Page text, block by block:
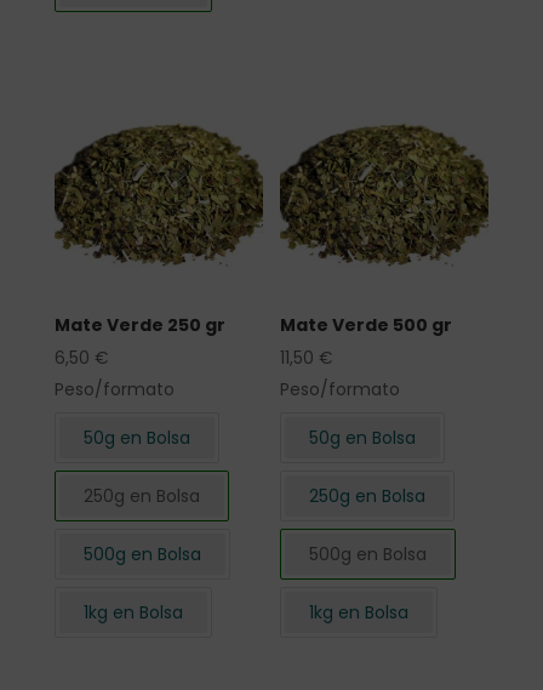
Mate Verde 250 gr
6,50 €
Peso/formato
50g en Bolsa
250g en Bolsa
500g en Bolsa
1kg en Bolsa
Mate Verde 500 gr
11,50 €
Peso/formato
50g en Bolsa
250g en Bolsa
500g en Bolsa
1kg en Bolsa